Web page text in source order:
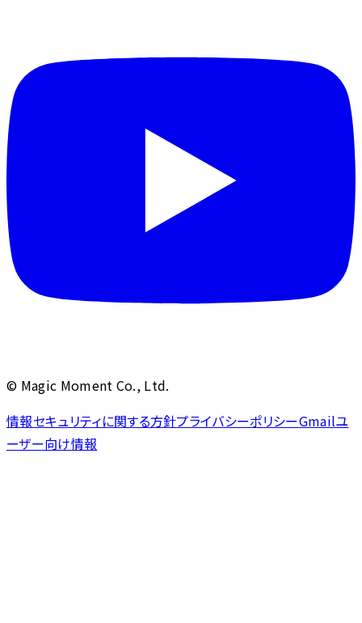
© Magic Moment Co., Ltd.
情報セキュリティに関する方針プライバシーポリシーGmailユ
ーザー向け情報